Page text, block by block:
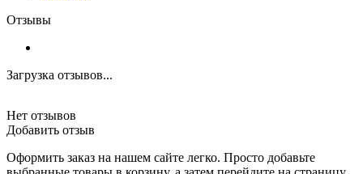
Отзывы
Загрузка отзывов...
Нет отзывов
Добавить отзыв
Оформить заказ на нашем сайте легко. Просто добавьте